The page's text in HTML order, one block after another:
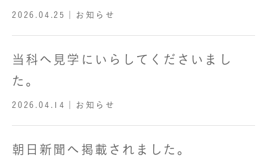
2026.04.25 ｜お知らせ
当科へ見学にいらしてくださいまし
た。
2026.04.14 ｜お知らせ
朝日新聞へ掲載されました。